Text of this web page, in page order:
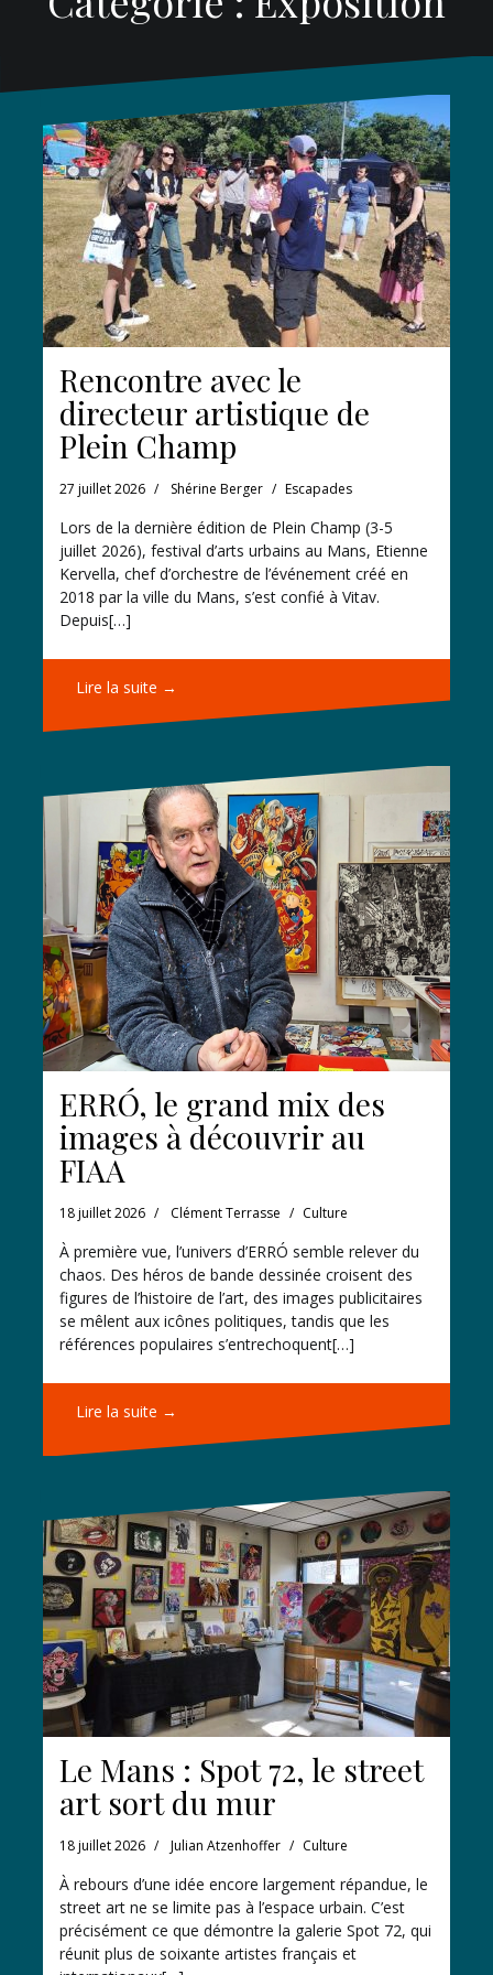
Rencontre avec le
directeur artistique de
Plein Champ
27 juillet 2026 Shérine Berger Escapades
Lors de la dernière édition de Plein Champ (3-5
juillet 2026), festival d’arts urbains au Mans, Etienne
Kervella, chef d’orchestre de l’événement créé en
2018 par la ville du Mans, s’est confié à Vitav.
Depuis[…]
Lire la suite →
ERRÓ, le grand mix des
images à découvrir au
FIAA
18 juillet 2026 Clément Terrasse Culture
À première vue, l’univers d’ERRÓ semble relever du
chaos. Des héros de bande dessinée croisent des
figures de l’histoire de l’art, des images publicitaires
se mêlent aux icônes politiques, tandis que les
références populaires s’entrechoquent[…]
Lire la suite →
Le Mans : Spot 72, le street
art sort du mur
18 juillet 2026 Julian Atzenhoffer Culture
À rebours d’une idée encore largement répandue, le
street art ne se limite pas à l’espace urbain. C’est
précisément ce que démontre la galerie Spot 72, qui
réunit plus de soixante artistes français et